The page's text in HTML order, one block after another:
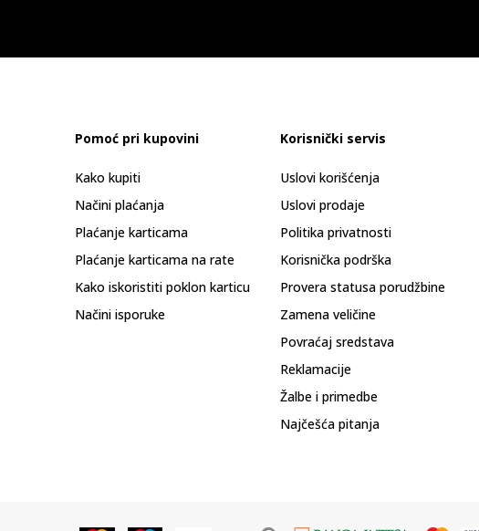
Pomoć pri kupovini
Kako kupiti
Načini plaćanja
Plaćanje karticama
Plaćanje karticama na rate
Kako iskoristiti poklon karticu
Načini isporuke
Korisnički servis
Uslovi korišćenja
Uslovi prodaje
Politika privatnosti
Korisnička podrška
Provera statusa porudžbine
Zamena veličine
Povraćaj sredstava
Reklamacije
Žalbe i primedbe
Najčešća pitanja